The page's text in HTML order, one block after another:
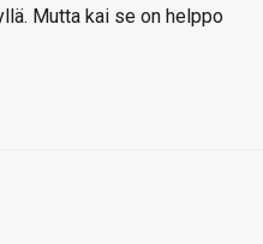
Mutta kai se on helppo